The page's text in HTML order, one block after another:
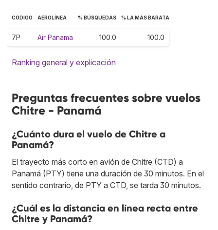
CÓDIGO AEROLÍNEA % BÚSQUEDAS % LA MÁS BARATA
7P Air Panama 100.0 100.0
Ranking general y explicación
Preguntas frecuentes sobre vuelos
Chitre - Panamá
¿Cuánto dura el vuelo de Chitre a
Panamá?
El trayecto más corto en avión de Chitre (CTD) a
Panamá (PTY) tiene una duración de 30 minutos. En el
sentido contrario, de PTY a CTD, se tarda 30 minutos.
¿Cuál es la distancia en línea recta entre
Chitre y Panamá?